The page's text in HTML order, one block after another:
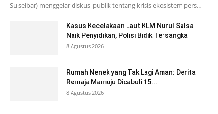
Sulselbar) menggelar diskusi publik tentang krisis ekosistem pers...
Kasus Kecelakaan Laut KLM Nurul Salsa
Naik Penyidikan, Polisi Bidik Tersangka
8 Agustus 2026
Rumah Nenek yang Tak Lagi Aman: Derita
Remaja Mamuju Dicabuli 15...
8 Agustus 2026